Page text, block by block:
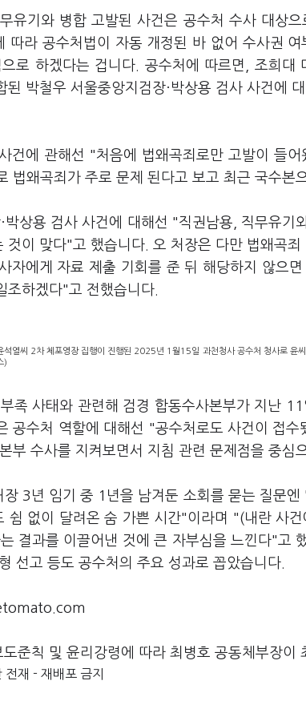
유기와 병합 고발된 사건은 공수처 수사 대상
따라 공수처법이 자동 개정된 바 없어 수사권
로 하겠다는 겁니다. 공수처에 따르면, 조희대
된 박철우 서울중앙지검장·박상용 검사 사건에
건에 관해선 "처음에 법왜곡죄로만 고발이 들
법왜곡죄가 주로 문제 된다고 보고 최근 국수본
박상용 검사 사건에 대해선 "직권남용, 직무유기
것이 맞다"고 했습니다. 오 처장은 다만 법왜곡
자에게 자료 제출 기회를 준 뒤 해당하지 않으
조하겠다"고 전했습니다.
석열씨 2차 체포영장 집행이 진행된 2025년 1월15일 과천청사 공수처 청사로 윤씨
)
족 사태와 관련해 검경 합동수사본부가 지난
공수처 역할에 대해선 "공수처로도 사건이 접
부 수사를 지켜보면서 지침 관련 문제점을 중심
장 3년 임기 중 1년을 남겨둔 소회를 묻는 질문
쉼 없이 달려온 숨 가쁜 시간"이라며 "(내란 사
결과를 이끌어낸 것에 큰 자부심을 느낀다"고
선고 등도 공수처의 주요 성과로 꼽았습니다.
준칙 및 윤리강령에 따라 최병호 공동체부장이
재 - 재배포 금지